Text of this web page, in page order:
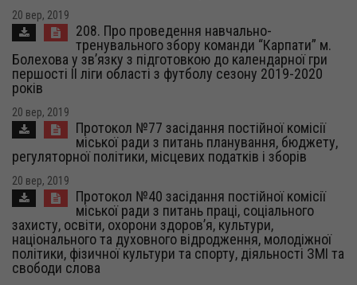
20 вер, 2019
208. Про проведення навчально-
тренувального збору команди “Карпати” м.
Болехова у зв’язку з підготовкою до календарної гри
першості ІІ ліги області з футболу сезону 2019-2020
років
20 вер, 2019
Протокол №77 засідання постійної комісії
міської ради з питань планування, бюджету,
регуляторної політики, місцевих податків і зборів
20 вер, 2019
Протокол №40 засідання постійної комісії
міської ради з питань праці, соціального
захисту, освіти, охорони здоров’я, культури,
національного та духовного відродження, молодіжної
політики, фізичної культури та спорту, діяльності ЗМІ та
свободи слова